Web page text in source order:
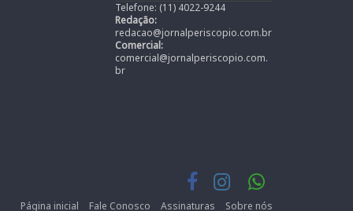
Telefone: (11) 4022-9244
Redação:
redacao@jornalperiscopio.com.br
Comercial:
comercial@jornalperiscopio.com.
br
Página inicial Fale Conosco Assinaturas Sobre nós